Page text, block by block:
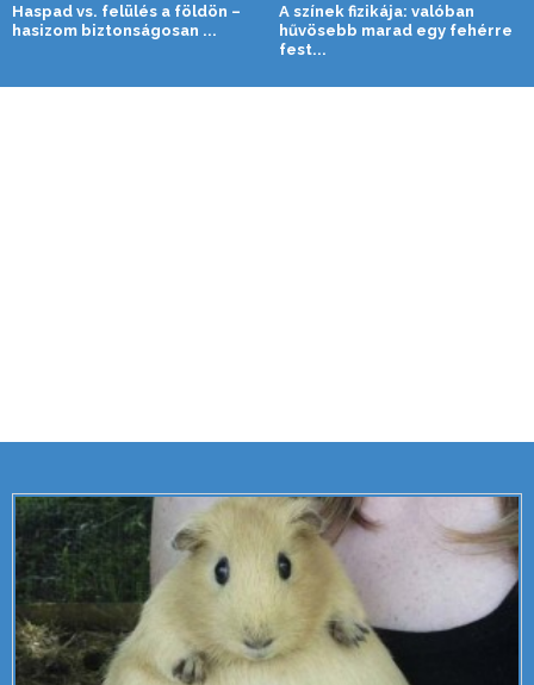
Haspad vs. felülés a földön –
hasizom biztonságosan ...
A színek fizikája: valóban
hűvösebb marad egy fehérre
fest...